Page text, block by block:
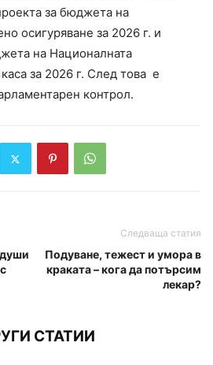
за бюджета на
осигуряване за 2026 г. и
на Националната
за 2026 г. След това е
контрол.
Следваща статия
Подуване, тежест и умора в
краката – кога да потърсим
лекар?
СТАТИИ